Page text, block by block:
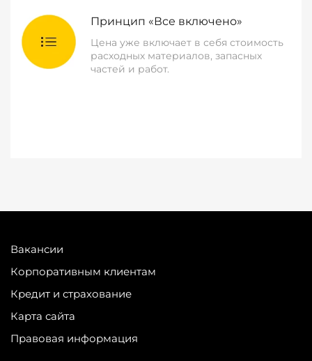
Принцип «Все включено»
Цена уже включает в себя стоимость
расходных материалов, запасных
частей и работ.
Вакансии
Корпоративным клиентам
Кредит и страхование
Карта сайта
Правовая информация